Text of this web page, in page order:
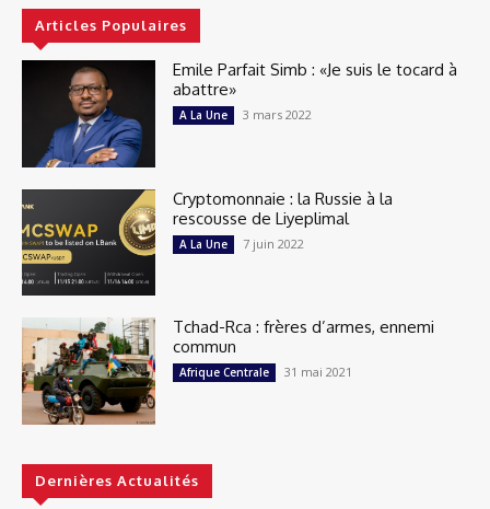
Articles Populaires
Emile Parfait Simb : «Je suis le tocard à
abattre»
A La Une 3 mars 2022
Cryptomonnaie : la Russie à la
rescousse de Liyeplimal
A La Une 7 juin 2022
Tchad-Rca : frères d’armes, ennemi
commun
Afrique Centrale 31 mai 2021
Dernières Actualités